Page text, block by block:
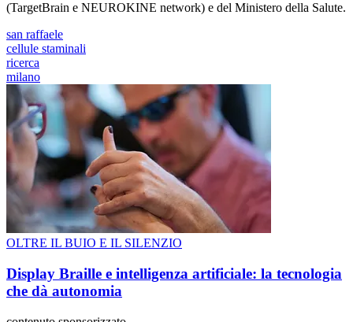
(TargetBrain e NEUROKINE network) e del Ministero della Salute.
san raffaele
cellule staminali
ricerca
milano
OLTRE IL BUIO E IL SILENZIO
Display Braille e intelligenza artificiale: la tecnologia
che dà autonomia